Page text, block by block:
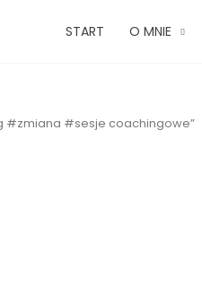
START O MNIE
#zmiana #sesje coachingowe”